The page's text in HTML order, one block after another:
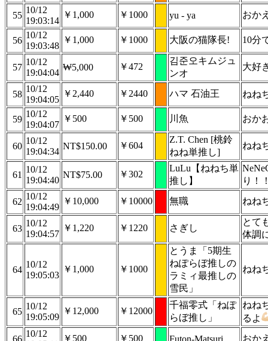
55
10/12
19:03:14
￥1,000 ￥1000 yu - ya おか
56
10/12
19:03:48
￥1,000 ￥1000 大阪の猫隊長! 10分
57
10/12
19:04:04
₩5,000 ￥472
김준오キムジュ
ンオ
大好
58
10/12
19:04:05
￥2,440 ￥2440 ハマ 石油王 ねね
59
10/12
19:04:07
￥500 ￥500 川魚 おか
60
10/12
19:04:34
NT$150.00 ￥604
Z.T. Chen [桃鈴
ねね単推し]
ねね
61
10/12
19:04:40
NT$75.00 ￥302
LuLu【ねねち単
推し】
り！
62
10/12
19:04:49
￥10,000 ￥10000 無職 ねね
63
10/12
19:04:57
￥1,220 ￥1220 さぎし
とて
体調
64
10/12
19:05:03
￥1,000 ￥1000
とうま「5期生
ねぽらぼ推しの
ラミィ最推しの
雪民」
ねね
65
10/12
19:05:09
￥12,000 ￥12000
千福零式「ねぽ
らぼ推し」
ねね
るよ
66
10/12
￥500 ￥500 Futon-Matsuri おか